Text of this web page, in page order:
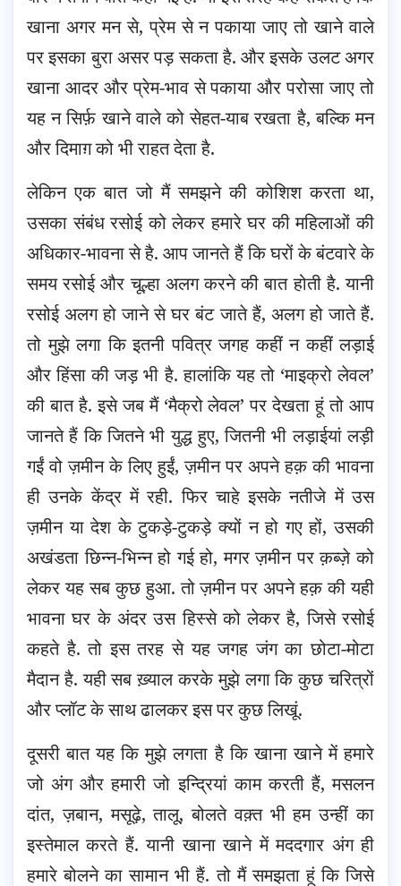
खाना अगर मन से, प्रेम से न पकाया जाए तो खाने वाले
पर इसका बुरा असर पड़ सकता है. और इसके उलट अगर
खाना आदर और प्रेम-भाव से पकाया और परोसा जाए तो
यह न सिर्फ़ खाने वाले को सेहत-याब रखता है, बल्कि मन
और दिमाग़ को भी राहत देता है.
लेकिन एक बात जो मैं समझने की कोशिश करता था,
उसका संबंध रसोई को लेकर हमारे घर की महिलाओं की
अधिकार-भावना से है. आप जानते हैं कि घरों के बंटवारे के
समय रसोई और चूल्हा अलग करने की बात होती है. यानी
रसोई अलग हो जाने से घर बंट जाते हैं, अलग हो जाते हैं.
तो मुझे लगा कि इतनी पवित्र जगह कहीं न कहीं लड़ाई
और हिंसा की जड़ भी है. हालांकि यह तो ‘माइक्रो लेवल’
की बात है. इसे जब मैं ‘मैक्रो लेवल’ पर देखता हूं तो आप
जानते हैं कि जितने भी युद्ध हुए, जितनी भी लड़ाईयां लड़ी
गईं वो ज़मीन के लिए हुईं, ज़मीन पर अपने हक़ की भावना
ही उनके केंद्र में रही. फिर चाहे इसके नतीजे में उस
ज़मीन या देश के टुकड़े-टुकड़े क्यों न हो गए हों, उसकी
अखंडता छिन्न-भिन्न हो गई हो, मगर ज़मीन पर क़ब्ज़े को
लेकर यह सब कुछ हुआ. तो ज़मीन पर अपने हक़ की यही
भावना घर के अंदर उस हिस्से को लेकर है, जिसे रसोई
कहते है. तो इस तरह से यह जगह जंग का छोटा-मोटा
मैदान है. यही सब ख़्याल करके मुझे लगा कि कुछ चरित्रों
और प्लॉट के साथ ढालकर इस पर कुछ लिखूं.
दूसरी बात यह कि मुझे लगता है कि खाना खाने में हमारे
जो अंग और हमारी जो इन्द्रियां काम करती हैं, मसलन
दांत, ज़बान, मसूढ़े, तालू, बोलते वक़्त भी हम उन्हीं का
इस्तेमाल करते हैं. यानी खाना खाने में मददगार अंग ही
हमारे बोलने का सामान भी हैं. तो मैं समझता हूं कि जिसे